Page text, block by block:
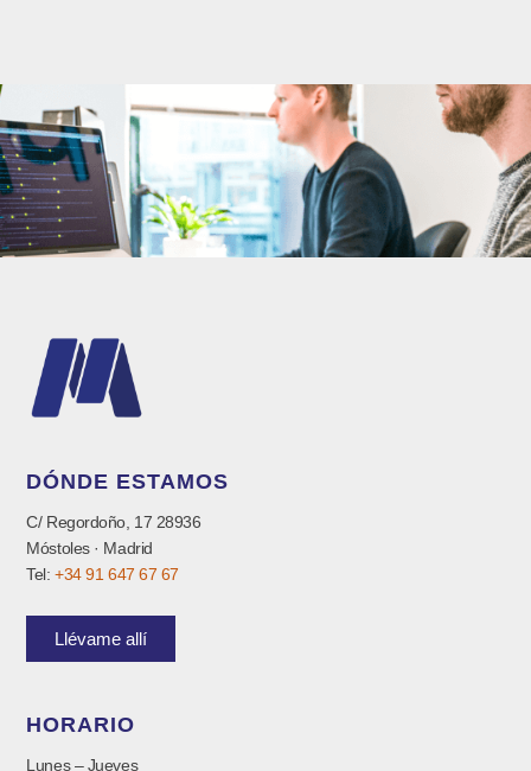
DÓNDE ESTAMOS
C/ Regordoño, 17 28936
Móstoles · Madrid
Tel:+34 91 647 67 67
Llévame allí
HORARIO
Lunes – Jueves